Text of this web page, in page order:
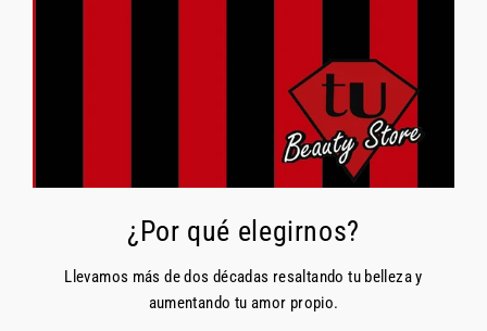
¿Por qué elegirnos?
Llevamos más de dos décadas resaltando tu belleza y
aumentando tu amor propio.